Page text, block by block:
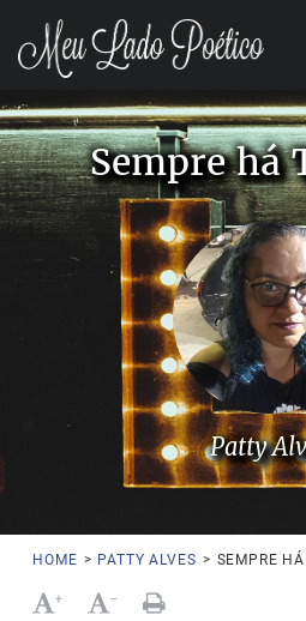
LOGIN
REGISTRO
COMUNIDADE
Sempre há
Patty
HOME > PATTY ALVES > SEMPRE
+ -